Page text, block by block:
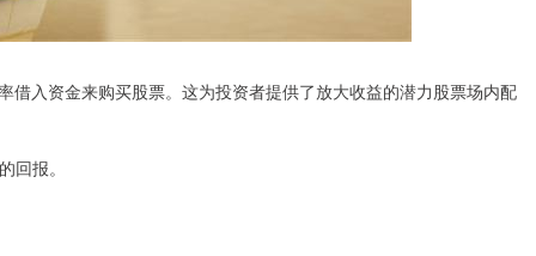
入资金来购买股票。这为投资者提供了放大收益的潜力股票场内配
回报。